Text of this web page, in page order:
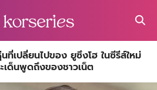
ที่เปลี่ยนไปของ ยูซึงโฮ ในซีรีส์ใหม่
เด็นพูดถึงของชาวเน็ต